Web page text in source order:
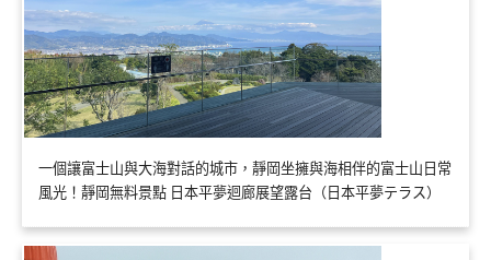
一個讓富士山與大海對話的城市，靜岡坐擁與海相伴的富士山日常
風光！靜岡無料景點 日本平夢迴廊展望露台（日本平夢テラス）